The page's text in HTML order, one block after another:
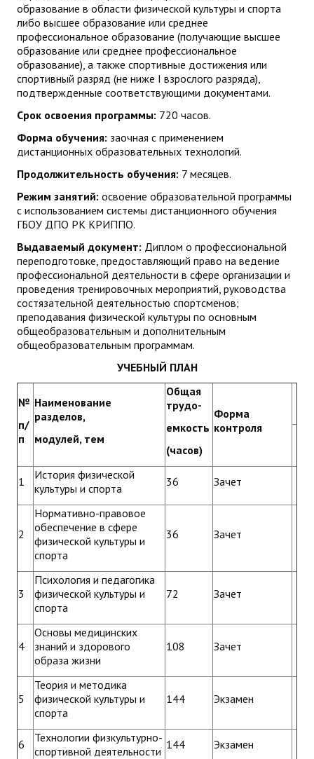
Советуем прочитать
Готовимся к новому учебному году 2026-2027
ДПО
Профессиональная переподготовка
Повышение квалификации
образование в области физической культуры и спорта
либо высшее образование или среднее
профессиональное образование (получающие высшее
образование или среднее профессиональное
образование), а также спортивные достижения или
спортивный разряд (не ниже I взрослого разряда),
подтвержденные соответствующими документами.
Срок освоения программы: 720 часов.
Форма обучения: заочная с применением
дистанционных образовательных технологий.
Продолжительность обучения: 7 месяцев.
Режим занятий: освоение образовательной программы
с использованием системы дистанционного обучения
ГБОУ ДПО РК КРИППО.
Выдаваемый документ: Диплом о профессиональной
переподготовке, предоставляющий право на ведение
профессиональной деятельности в сфере организации и
проведения тренировочных мероприятий, руководства
состязательной деятельностью спортсменов;
преподавания физической культуры по основным
общеобразовательным и дополнительным
общеобразовательным программам.
УЧЕБНЫЙ ПЛАН
№
п/
п
Наименование
разделов,
модулей, тем
Общая
трудо-
емкость
(часов)
Форма
контроля
1
История физической
культуры и спорта
36 Зачет
2
Нормативно-правовое
обеспечение в сфере
физической культуры и
спорта
36 Зачет
3
Психология и педагогика
физической культуры и
спорта
72 Зачет
4
Основы медицинских
знаний и здорового
образа жизни
108 Зачет
5
Теория и методика
физической культуры и
спорта
144 Экзамен
6
Технологии физкультурно-
спортивной деятельности 144 Экзамен